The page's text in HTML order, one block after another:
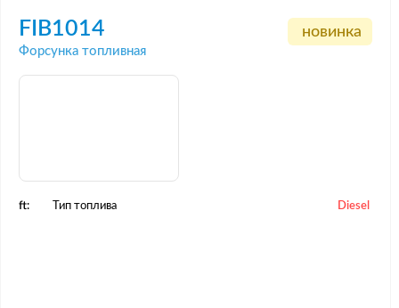
FIB1014
Форсунка топливная
новинка
ft: Тип топлива Diesel